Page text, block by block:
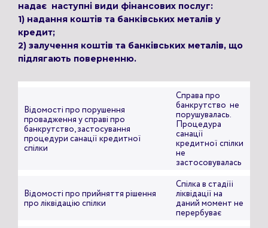
надає наступні види фінансових послуг:
1) надання коштів та банківських металів у
кредит;
2) залучення коштів та банківських металів, що
підлягають поверненню.
Відомості про порушення
провадження у справі про
банкрутство, застосування
процедури санації кредитної
спілки
Справа про
банкрутство не
порушувалась.
Процедура
санації
кредитної спілки
не
застосовувалась
Відомості про прийняття рішення
про ліквідацію спілки
Спілка в стадіїі
ліквідації на
даний момент не
перербуває